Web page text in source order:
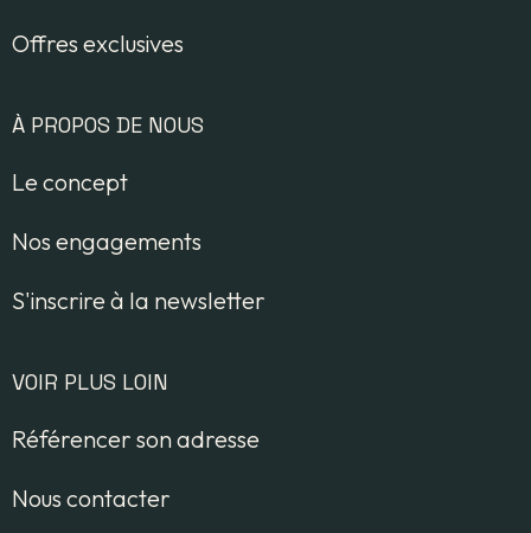
Offres exclusives
À PROPOS DE NOUS
Le concept
Nos engagements
S'inscrire à la newsletter
VOIR PLUS LOIN
Référencer son adresse
Nous contacter